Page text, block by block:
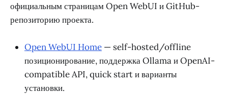
официальным страницам Open WebUI и GitHub-
репозиторию проекта.
Open WebUI Home — self-hosted/offline
позиционирование, поддержка Ollama и OpenAI-
compatible API, quick start и варианты
установки.